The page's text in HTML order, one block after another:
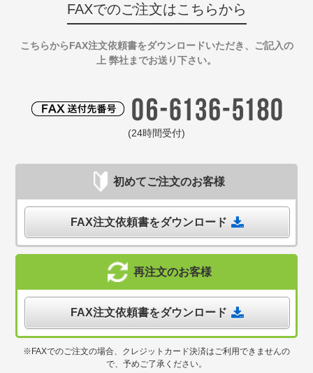
FAXでのご注文はこちらから
こちらからFAX注文依頼書をダウンロードいただき、ご記入の
上 弊社までお送り下さい。
(24時間受付)
初めてご注文のお客様
FAX注文依頼書をダウンロード
再注文のお客様
FAX注文依頼書をダウンロード
※FAXでのご注文の場合、クレジットカード決済はご利用できませんの
で、予めご了承ください。